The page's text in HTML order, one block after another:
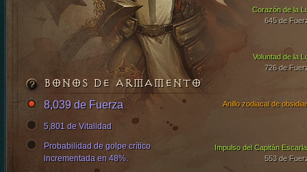
Corazón de la
645 de
Voluntad de la
726 de
Impulso del Capitán
553 de
Anillo zodiacal de
BONOS DE ARMAMENTO
8,039 de Fuerza
5,801 de Vitalidad
Probabilidad de golpe crítico
incrementada en 48%.